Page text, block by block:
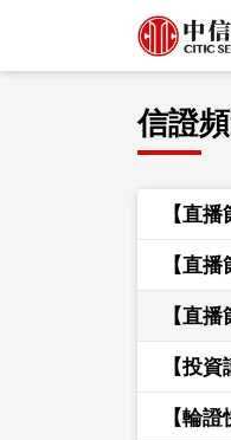
信證
【直
【直
【直播
【投資
【輪證